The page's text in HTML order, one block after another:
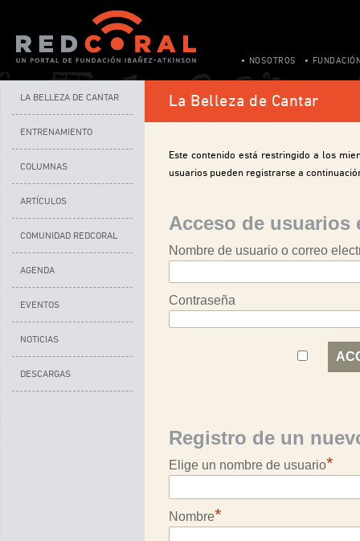
NOSOTROS
LA BELLEZA DE CANTAR
ENTRENAMIENTO
COLUMNAS
ARTÍCULOS
COMUNIDAD REDCORAL
AGENDA
EVENTOS
NOTICIAS
DESCARGAS
La Belleza de Cantar
Este contenido está restringido a los
usuarios pueden registrarse a
Acceso de usuarios
Nombre de usuario o correo
Contraseña
Registro de un
Elige un nombre de usuario*
Nombre*